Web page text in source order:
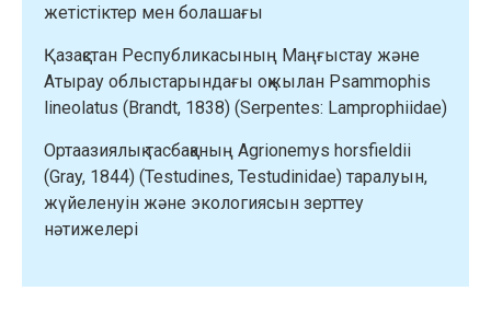
жетістіктер мен болашағы
Қазақстан Республикасының Маңғыстау және
Атырау облыстарындағы оқжылан Psammophis
lineolatus (Brandt, 1838) (Serpentes: Lamprophiidae)
Ортаазиялық тасбақаның Agrionemys horsfieldii
(Gray, 1844) (Testudines, Testudinidae) таралуын,
жүйеленуін және экологиясын зерттеу
нәтижелері